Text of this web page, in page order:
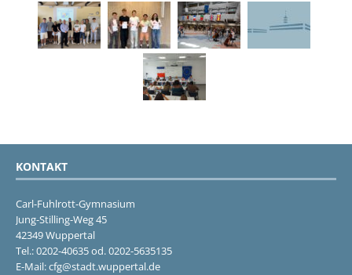
KONTAKT
Carl-Fuhlrott-Gymnasium
Jung-Stilling-Weg 45
42349 Wuppertal
Tel.: 0202-40635 od. 0202-5635135
E-Mail: cfg@stadt.wuppertal.de